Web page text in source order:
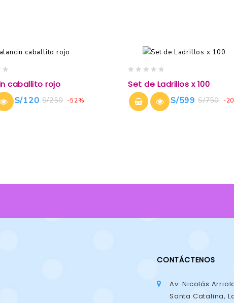
caballito rojo
S/250
S/120 -52%
out
of
5
Set de Ladrillos x 100
S/750
S/599 -
CONTÁCTENOS
Av. Nicolás
Santa Catalina,